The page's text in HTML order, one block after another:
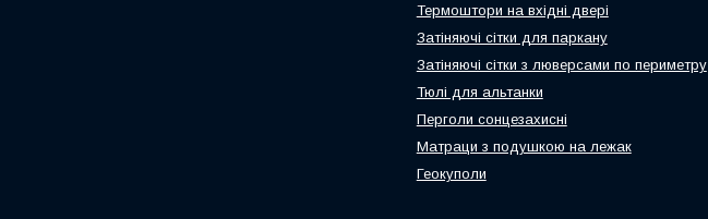
Термоштори на вхідні двері
Затіняючі сітки для паркану
Затіняючі сітки з люверсами по периметру
Тюлі для альтанки
Перголи сонцезахисні
Матраци з подушкою на лежак
Геокуполи